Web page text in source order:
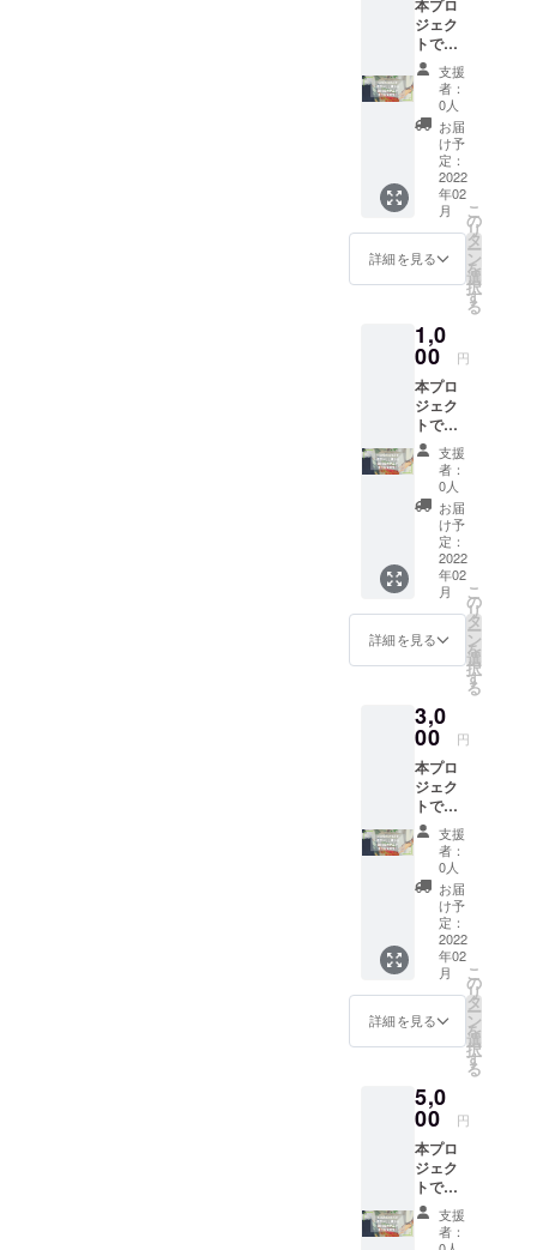
本プロ
ジェク
トでい
ただき
ました
ご支援
は、病
気や災
害・自
死で親
を亡く
したり
親に障
がいが
ある家
庭の学
の奨学
金とし
て、全
額を一
般財団
法人あ
しなが
育英会
に寄付
し、大
切に使
用させ
ていた
だきま
す。 ご
支援者
情報を
が育英
会に提
供のう
え、あ
しなが
育英会
より
「年間
活動報
告書」
と「寄
付金受
領証明
書」を
発送い
たしま
す。
支援金
の入金
が2021
年2月頃
となり
ますた
め、リ
ターン
支援
者：
0人
お届
け予
定：
2022
年02
月
詳細を見る
こ
の
リ
タ
ー
ン
を
選
択
す
る
1,0
00 円
本プロ
ジェク
トでい
ただき
ました
ご支援
は、病
気や災
害・自
死で親
を亡く
したり
親に障
がいが
ある家
庭の学
の奨学
金とし
て、全
額を一
般財団
法人あ
しなが
育英会
に寄付
し、大
切に使
用させ
ていた
だきま
す。 ご
支援者
情報を
が育英
会に提
供のう
え、あ
しなが
育英会
より
「年間
支援
者：
0人
お届
け予
定：
2022
年02
月
詳細を見る
こ
の
リ
タ
ー
ン
を
選
択
す
る
3,0
00 円
本プロ
ジェク
トでい
ただき
ました
ご支援
は、病
気や災
害・自
死で親
を亡く
したり
親に障
がいが
ある家
庭の学
の奨学
金とし
て、全
額を一
般財団
法人あ
しなが
育英会
支援
者：
0人
お届
け予
定：
2022
年02
月
詳細を見る
こ
の
リ
タ
ー
ン
を
選
択
す
る
5,0
00 円
本プロ
ジェク
トでい
ただき
ました
ご支援
支援
者：